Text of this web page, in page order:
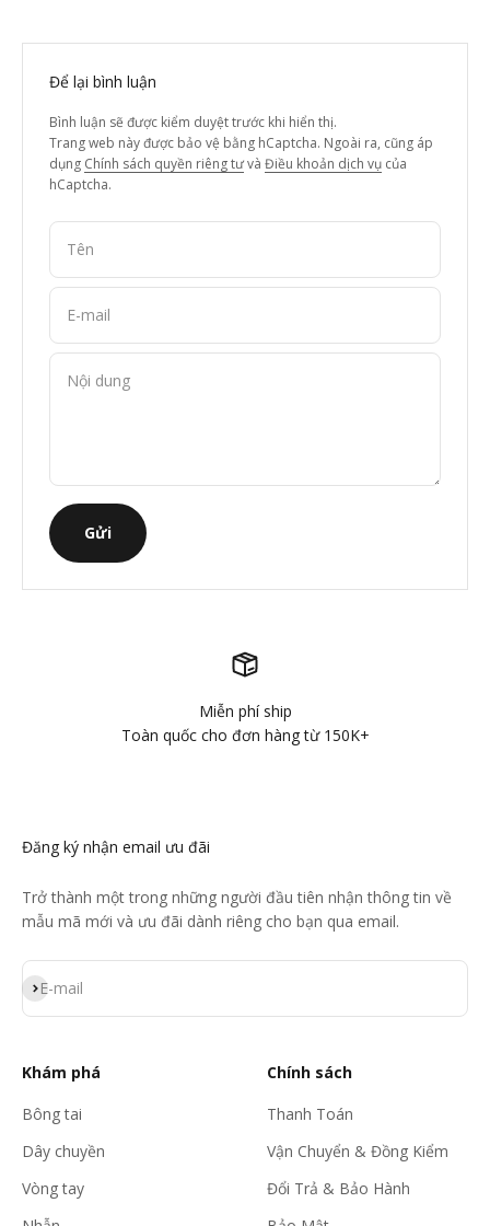
Để lại bình luận
Bình luận sẽ được kiểm duyệt trước khi hiển thị.
Trang web này được bảo vệ bằng hCaptcha. Ngoài ra, cũng áp
dụng Chính sách quyền riêng tưvà Điều khoản dịch vụ của
hCaptcha.
Tên
E-mail
Nội dung
Gửi
Miễn phí ship
Toàn quốc cho đơn hàng từ 150K+
Đăng ký nhận email ưu đãi
Trở thành một trong những người đầu tiên nhận thông tin về
mẫu mã mới và ưu đãi dành riêng cho bạn qua email.
E-mail
Đăng ký
Khám phá
Bông tai
Dây chuyền
Vòng tay
Chính sách
Thanh Toán
Vận Chuyển & Đồng Kiểm
Đổi Trả & Bảo Hành